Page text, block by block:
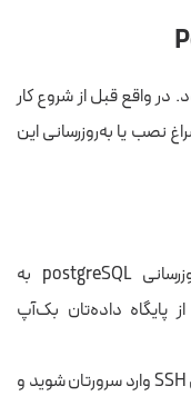
در واقع قبل از شروع کار
نصب یا به‌روزرسانی این
برای اینکه بتوانید پس از نصب یا به‌روزرسانی postgreSQL به
پایگاه داده‌تان بک‌آپ
برای این کار باید به‌عنوان کاربر root و از طریق SSH وارد سرورتان شوید و